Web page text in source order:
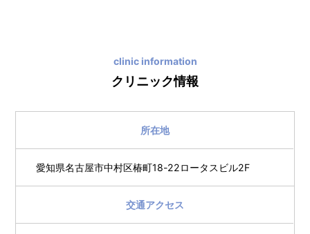
clinic information
クリニック情報
所在地
愛知県名古屋市中村区椿町18-22ロータスビル2F
交通アクセス